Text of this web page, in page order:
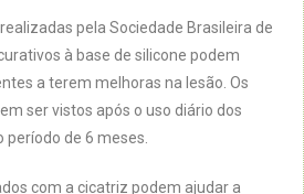
pela Sociedade Brasileira de
à base de silicone podem
a terem melhoras na lesão. Os
ser vistos após o uso diário dos
período de 6 meses.
com a cicatriz podem ajudar a